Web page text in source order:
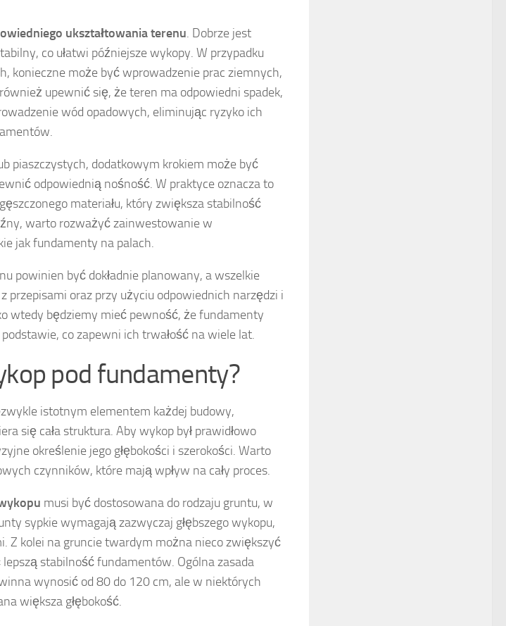
ukształtowania terenu. Dobrze jest
co ułatwi późniejsze wykopy. W przypadku
konieczne może być wprowadzenie prac ziemnych,
upewnić się, że teren ma odpowiedni spadek,
wód opadowych, eliminując ryzyko ich
piaszczystych, dodatkowym krokiem może być
odpowiednią nośność. W praktyce oznacza to
materiału, który zwiększa stabilność
warto rozważyć zainwestowanie w
jak fundamenty na palach.
powinien być dokładnie planowany, a wszelkie
przepisami oraz przy użyciu odpowiednich narzędzi i
wtedy będziemy mieć pewność, że fundamenty
co zapewni ich trwałość na wiele lat.
pod fundamenty?
istotnym elementem każdej budowy,
się cała struktura. Aby wykop był prawidłowo
określenie jego głębokości i szerokości. Warto
czynników, które mają wpływ na cały proces.
musi być dostosowana do rodzaju gruntu, w
sypkie wymagają zazwyczaj głębszego wykopu,
Z kolei na gruncie twardym można nieco zwiększyć
stabilność fundamentów. Ogólna zasada
wynosić od 80 do 120 cm, ale w niektórych
większa głębokość.